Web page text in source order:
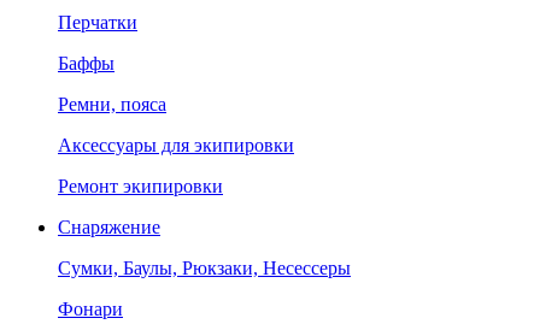
Перчатки
Баффы
Ремни, пояса
Аксессуары для экипировки
Ремонт экипировки
Снаряжение
Сумки, Баулы, Рюкзаки, Несессеры
Фонари